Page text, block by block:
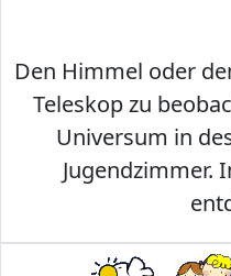
Den Himmel oder
Teleskop zu
Universum in
Jugendzimmer.